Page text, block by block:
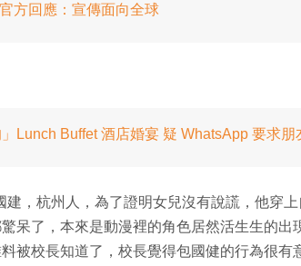
方回應：宣傳面向全球
Lunch Buffet 酒店婚宴 疑 WhatsApp 要求朋
，杭州人，為了證明女兒沒有說謊，他穿
呆了，本來是動漫裡的角色居然活生生的出
被校長知道了，校長覺得包國健的行為很有